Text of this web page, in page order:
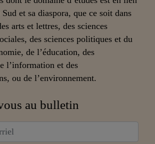
et sa diaspora, que ce soit dans
arts et lettres, des sciences
des sciences politiques et du
de l’éducation, des
l’information et des
ou de l’environnement.
au bulletin